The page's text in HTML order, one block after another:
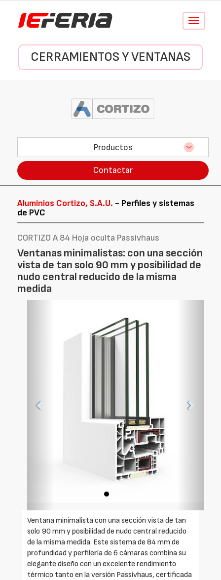
Conmutar
CERRAMIENTOS Y VENTANAS
Productos
Contactar
Aluminios Cortizo, S.A.U. - Perfiles y sistemas
de PVC
CORTIZO A 84 Hoja oculta Passivhaus
Ventanas minimalistas: con una sección
vista de tan solo 90 mm y posibilidad de
nudo central reducido de la misma
medida
Ventana minimalista con una sección vista de tan
solo 90 mm y posibilidad de nudo central reducido
de la misma medida. Este sistema de 84 mm de
profundidad y perfilería de 6 cámaras combina su
elegante diseño con un excelente rendimiento
térmico tanto en la versión Passivhaus, certificada